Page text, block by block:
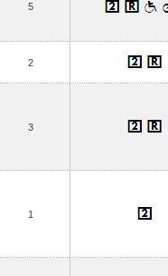
5
2
3
1